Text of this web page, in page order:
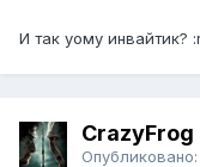
И так уому инвайтик?
CrazyFrog
Опубликовано: